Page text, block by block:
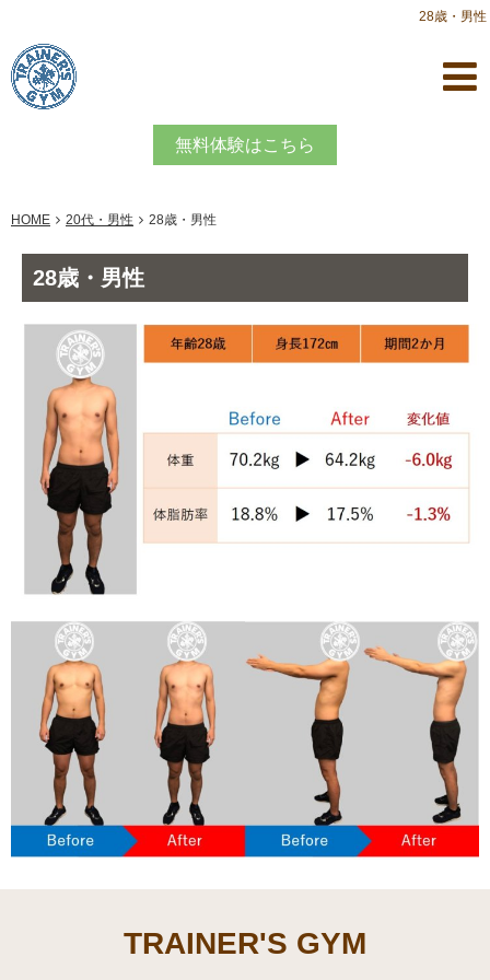
28歳・男性
無料体験はこちら
HOME 20代・男性 28歳・男性
28歳・男性
TRAINER'S GYM